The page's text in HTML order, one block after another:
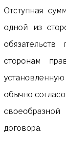
Отступная
одной из
сторонам
обычно
договора.